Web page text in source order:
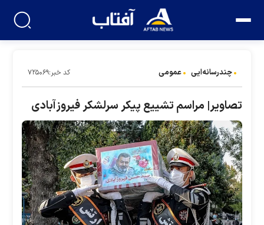
چندرسانه‌ایی عمومی کد خبر:۷۲۵۰۶۹
تصاویر| مراسم تشییع پیکر سرلشکر فیروزآبادی